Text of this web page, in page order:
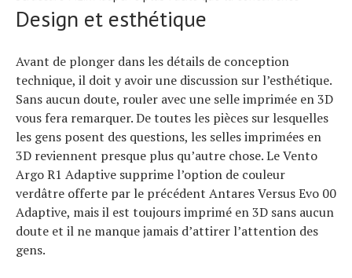
Design et esthétique
Avant de plonger dans les détails de conception
technique, il doit y avoir une discussion sur l’esthétique.
Sans aucun doute, rouler avec une selle imprimée en 3D
vous fera remarquer. De toutes les pièces sur lesquelles
les gens posent des questions, les selles imprimées en
3D reviennent presque plus qu’autre chose. Le Vento
Argo R1 Adaptive supprime l’option de couleur
verdâtre offerte par le précédent Antares Versus Evo 00
Adaptive, mais il est toujours imprimé en 3D sans aucun
doute et il ne manque jamais d’attirer l’attention des
gens.
Actualités
Technologies
Tests de produits
Conseils
Tendances
Tous nos articles
À propos